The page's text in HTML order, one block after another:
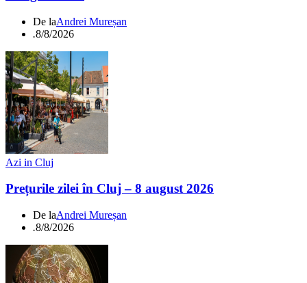
De laAndrei Mureșan
.8/8/2026
Azi in Cluj
Prețurile zilei în Cluj – 8 august 2026
De laAndrei Mureșan
.8/8/2026